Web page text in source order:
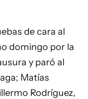
de cara al
domingo por la
y paró al
Matías
Rodríguez,